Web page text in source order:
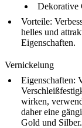
Dekorative
Vorteile:
helles und
Eigenschaften.
Vernickelung
Eigenschaften:
wirken,
daher eine
Gold und Silber.